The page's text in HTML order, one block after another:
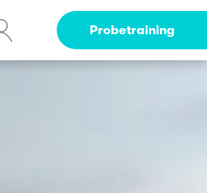
Probetraining